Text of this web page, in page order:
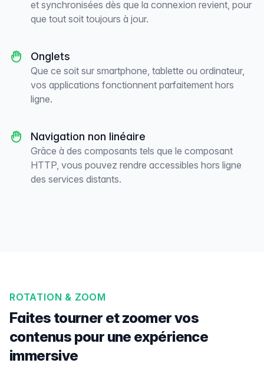
et synchronisées dès que la connexion revient, pour
que tout soit toujours à jour.
Onglets
Que ce soit sur smartphone, tablette ou ordinateur,
vos applications fonctionnent parfaitement hors
ligne.
Navigation non linéaire
Grâce à des composants tels que le composant
HTTP, vous pouvez rendre accessibles hors ligne
des services distants.
ROTATION & ZOOM
Faites tourner et zoomer vos
contenus pour une expérience
immersive